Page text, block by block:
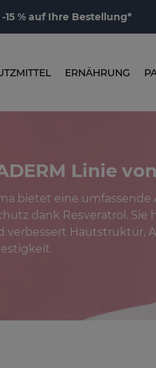
15 % auf Ihre Bestellung*
ERNÄHRUNG
Linie
bietet eine
dank Resveratrol. Sie
verbessert Hautstruktur,